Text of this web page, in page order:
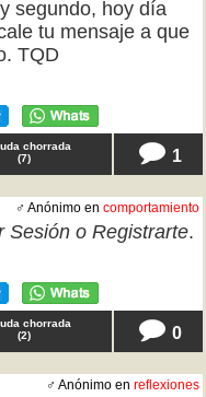
segundo, hoy día
tu mensaje a que
TQD
chorrada
(7) 1
♂ Anónimo en comportamiento
Sesión o Registrarte.
chorrada
(2) 0
♂ Anónimo en reflexiones